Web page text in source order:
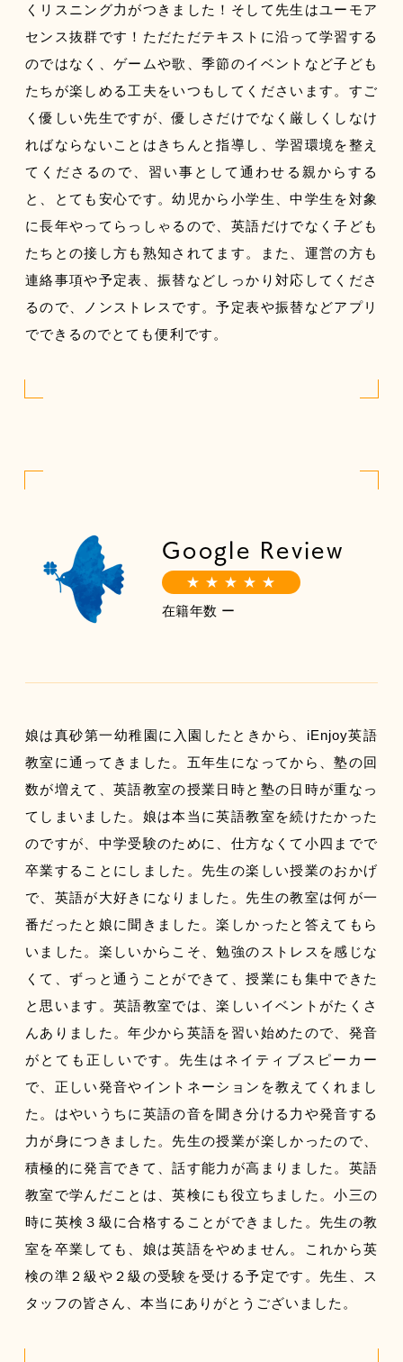
くリスニング力がつきました！そして先生はユーモア
センス抜群です！ただただテキストに沿って学習する
のではなく、ゲームや歌、季節のイベントなど子ども
たちが楽しめる工夫をいつもしてくださいます。すご
く優しい先生ですが、優しさだけでなく厳しくしなけ
ればならないことはきちんと指導し、学習環境を整え
てくださるので、習い事として通わせる親からする
と、とても安心です。幼児から小学生、中学生を対象
に長年やってらっしゃるので、英語だけでなく子ども
たちとの接し方も熟知されてます。また、運営の方も
連絡事項や予定表、振替などしっかり対応してくださ
るので、ノンストレスです。予定表や振替などアプリ
でできるのでとても便利です。
Google Review
★ ★ ★ ★ ★
在籍年数 ー
娘は真砂第一幼稚園に入園したときから、iEnjoy英語
教室に通ってきました。五年生になってから、塾の回
数が増えて、英語教室の授業日時と塾の日時が重なっ
てしまいました。娘は本当に英語教室を続けたかった
のですが、中学受験のために、仕方なくて小四までで
卒業することにしました。先生の楽しい授業のおかげ
で、英語が大好きになりました。先生の教室は何が一
番だったと娘に聞きました。楽しかったと答えてもら
いました。楽しいからこそ、勉強のストレスを感じな
くて、ずっと通うことができて、授業にも集中できた
と思います。英語教室では、楽しいイベントがたくさ
んありました。年少から英語を習い始めたので、発音
がとても正しいです。先生はネイティブスピーカー
で、正しい発音やイントネーションを教えてくれまし
た。はやいうちに英語の音を聞き分ける力や発音する
力が身につきました。先生の授業が楽しかったので、
積極的に発言できて、話す能力が高まりました。英語
教室で学んだことは、英検にも役立ちました。小三の
時に英検３級に合格することができました。先生の教
室を卒業しても、娘は英語をやめません。これから英
検の準２級や２級の受験を受ける予定です。先生、ス
タッフの皆さん、本当にありがとうございました。